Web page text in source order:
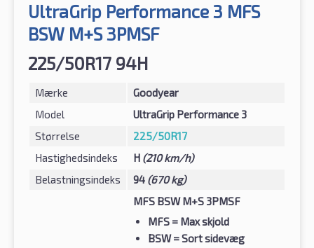
UltraGrip Performance 3 MFS
BSW M+S 3PMSF
225/50R17 94H
Mærke
Goodyear
Model
UltraGrip Performance 3
Størrelse
225/50R17
Hastighedsindeks
H (210 km/h)
Belastningsindeks
94 (670 kg)
MFS BSW M+S 3PMSF
MFS = Max skjold
BSW= Sort sidevæg